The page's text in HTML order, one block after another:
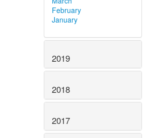
February
January
2019
2018
2017